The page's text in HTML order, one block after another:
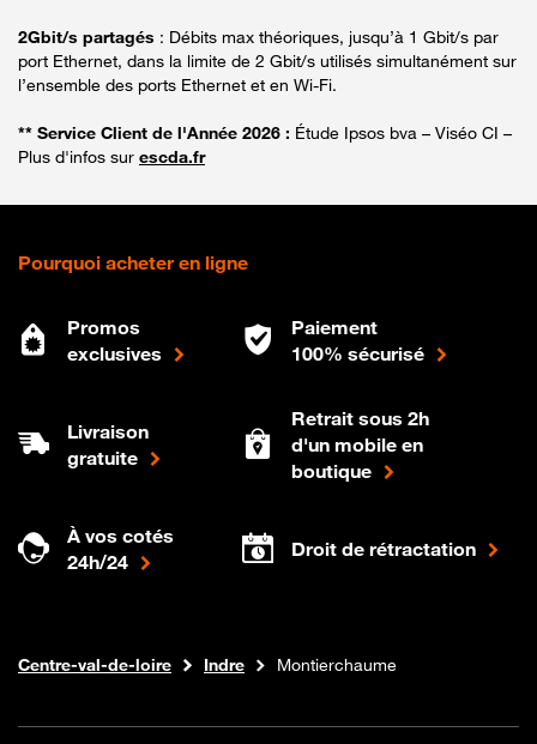
2Gbit/s partagés : Débits max théoriques, jusqu’à 1 Gbit/s par
port Ethernet, dans la limite de 2 Gbit/s utilisés simultanément sur
l’ensemble des ports Ethernet et en Wi-Fi.
** Service Client de l'Année 2026 : Étude Ipsos bva – Viséo CI –
Plus d'infos sur escda.fr
Pourquoi acheter en ligne
Promos
exclusives
Paiement
100% sécurisé
Livraison
gratuite
Retrait sous 2h
d'un mobile en
boutique
À vos cotés
24h/24
Droit de rétractation
Boutique Orange
Internet fibre
Centre-val-de-loire Indre Montierchaume